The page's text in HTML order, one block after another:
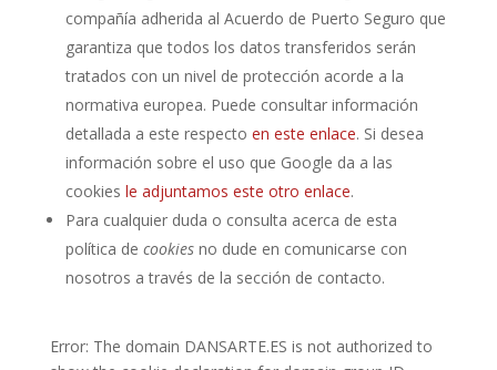
compañía adherida al Acuerdo de Puerto Seguro que
garantiza que todos los datos transferidos serán
tratados con un nivel de protección acorde a la
normativa europea. Puede consultar información
detallada a este respecto en este enlace. Si desea
información sobre el uso que Google da a las
cookies le adjuntamos este otro enlace.
Para cualquier duda o consulta acerca de esta
política de cookiesno dude en comunicarse con
nosotros a través de la sección de contacto.
Error: The domain DANSARTE.ES is not authorized to